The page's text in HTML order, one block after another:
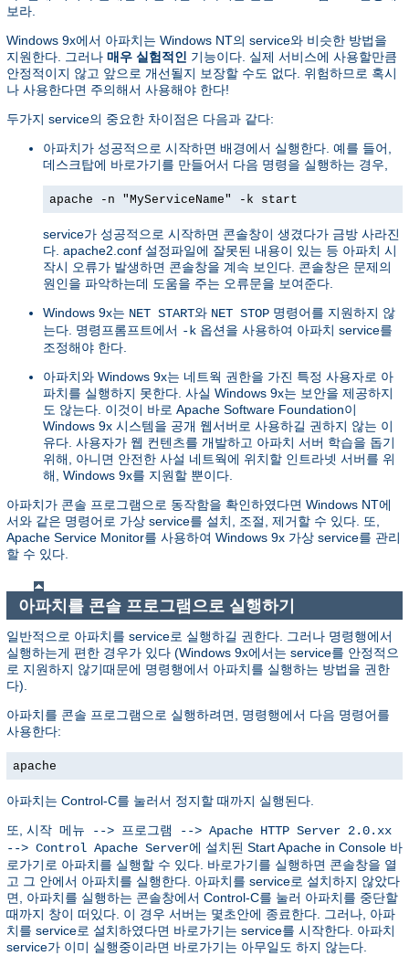
보라.
Windows 9x에서 아파치는 Windows NT의 service와 비슷한 방법을
지원한다. 그러나 매우 실험적인
기능이다. 실제 서비스에 사용할만큼
안정적이지 않고 앞으로 개선될지 보장할 수도 없다. 위험하므로 혹시
나 사용한다면 주의해서 사용해야 한다!
두가지 service의 중요한 차이점은 다음과 같다:
아파치가 성공적으로 시작하면 배경에서 실행한다. 예를 들어,
데스크탑에 바로가기를 만들어서 다음 명령을 실행하는 경우,
apache -n "MyServiceName" -k start
service가 성공적으로 시작하면 콘솔창이 생겼다가 금방 사라진
다. apache2.conf 설정파일에 잘못된 내용이 있는 등 아파치 시
작시 오류가 발생하면 콘솔창을 계속 보인다. 콘솔창은 문제의
원인을 파악하는데 도움을 주는 오류문을 보여준다.
Windows 9x는 NET START와 NET STOP 명령어를 지원하지 않
는다. 명령프롬프트에서 -k 옵션을 사용하여 아파치 service를
조정해야 한다.
아파치와 Windows 9x는 네트웍 권한을 가진 특정 사용자로 아
파치를 실행하지 못한다. 사실 Windows 9x는 보안을 제공하지
도 않는다. 이것이 바로 Apache Software Foundation이
Windows 9x 시스템을 공개 웹서버로 사용하길 권하지 않는 이
유다. 사용자가 웹 컨텐츠를 개발하고 아파치 서버 학습을 돕기
위해, 아니면 안전한 사설 네트웍에 위치할 인트라넷 서버를 위
해, Windows 9x를 지원할 뿐이다.
아파치가 콘솔 프로그램으로 동작함을 확인하였다면 Windows NT에
서와 같은 명령어로 가상 service를 설치, 조절, 제거할 수 있다. 또,
Apache Service Monitor를 사용하여 Windows 9x 가상 service를 관리
할 수 있다.
아파치를 콘솔 프로그램으로 실행하기
일반적으로 아파치를 service로 실행하길 권한다. 그러나 명령행에서
실행하는게 편한 경우가 있다 (Windows 9x에서는 service를 안정적으
로 지원하지 않기때문에 명령행에서 아파치를 실행하는 방법을 권한
다).
아파치를 콘솔 프로그램으로 실행하려면, 명령행에서 다음 명령어를
사용한다:
apache
아파치는 Control-C를 눌러서 정지할 때까지 실행된다.
또, 시작 메뉴 --> 프로그램 --> Apache HTTP Server 2.0.xx
--> Control Apache Server에 설치된 Start Apache in Console 바
로가기로 아파치를 실행할 수 있다. 바로가기를 실행하면 콘솔창을 열
고 그 안에서 아파치를 실행한다. 아파치를 service로 설치하지 않았다
면, 아파치를 실행하는 콘솔창에서 Control-C를 눌러 아파치를 중단할
때까지 창이 떠있다. 이 경우 서버는 몇초안에 종료한다. 그러나, 아파
치를 service로 설치하였다면 바로가기는 service를 시작한다. 아파치
service가 이미 실행중이라면 바로가기는 아무일도 하지 않는다.